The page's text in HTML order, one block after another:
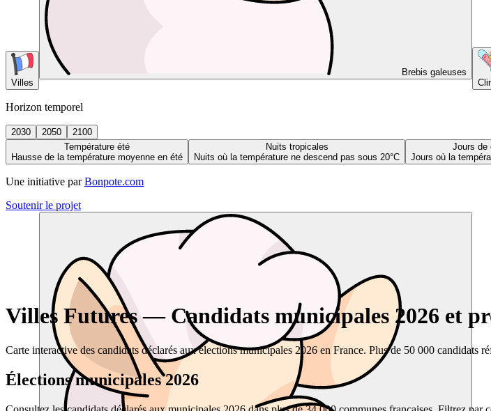
Villes
Brebis galeuses
Horizon temporel
2030 2050
2100
Température été
Hausse de la température moyenne en été
Nuits tropicales
Nuits où la température ne descend pas sous 20°C
Jours de
Jours où la
Une initiative par Bonpote.com
Soutenir le projet
Villes Futures — Candidats municipales 2026 et
Carte interactive des candidats déclarés aux élections municipales 2026 en France. Plus de 50 000 candidats
Élections municipales 2026